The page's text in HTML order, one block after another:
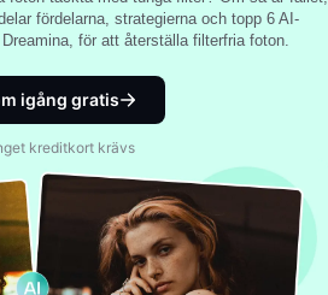
fördelarna, strategierna och topp 6 AI-
för att återställa filterfria foton.
igång gratis
kreditkort krävs